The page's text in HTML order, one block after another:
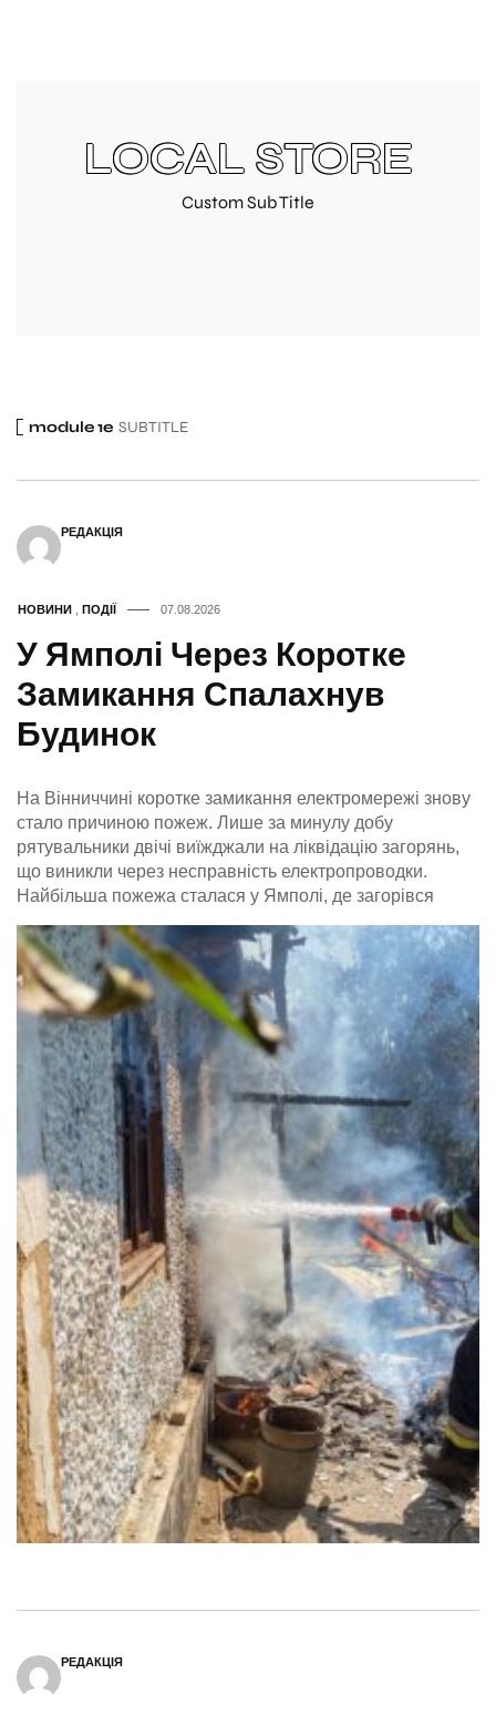
LOCAL STORE
Custom Sub Title
module 1e SUBTITLE
РЕДАКЦІЯ
НОВИНИ ПОДІЇ 07.08.2026
У Ямполі Через Коротке
Замикання Спалахнув
Будинок
На Вінниччині коротке замикання електромережі знову
стало причиною пожеж. Лише за минулу добу
рятувальники двічі виїжджали на ліквідацію загорянь,
що виникли через несправність електропроводки.
Найбільша пожежа сталася у Ямполі, де загорівся
РЕДАКЦІЯ